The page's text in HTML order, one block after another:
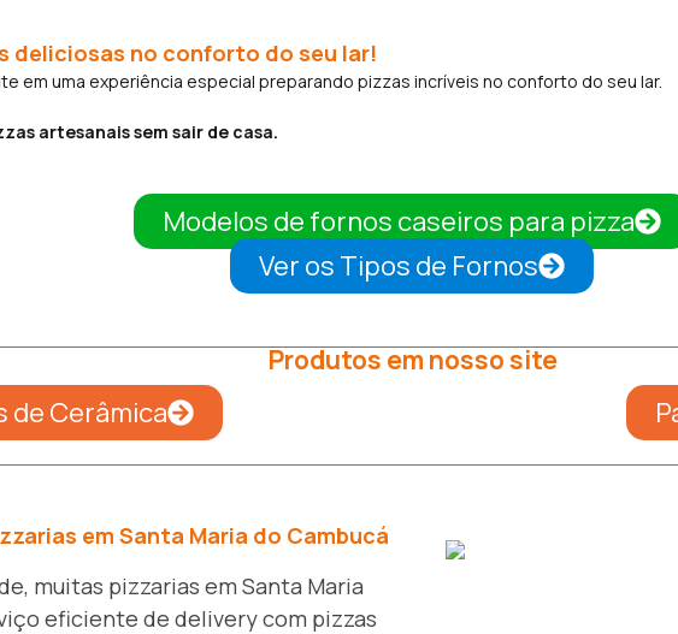
deliciosas no conforto do seu lar!
em uma experiência especial preparando pizzas incríveis no conforto do seu lar.
artesanais sem sair de casa.
Modelos de fornos caseiros para pizza
Ver os Tipos de Fornos
Produtos em nosso site
de Cerâmica
em Santa Maria do Cambucá
muitas pizzarias em Santa Maria
eficiente de delivery com pizzas